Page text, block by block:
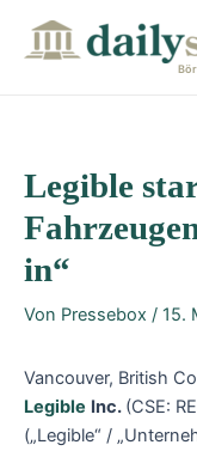
Legible
in“
Von Pressebox / 15.
Vancouver, British
Legible Inc. (CSE:
(„Legible“ /